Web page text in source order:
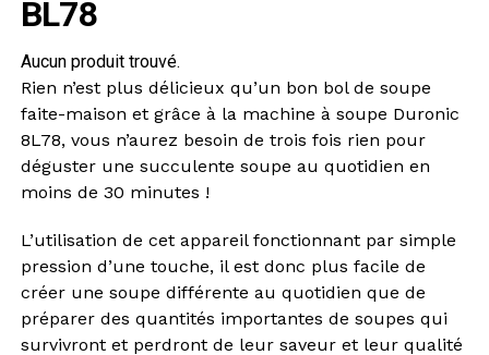
BL78
Aucun produit trouvé.
Rien n’est plus délicieux qu’un bon bol de soupe
faite-maison et grâce à la machine à soupe Duronic
8L78, vous n’aurez besoin de trois fois rien pour
déguster une succulente soupe au quotidien en
moins de 30 minutes !
L’utilisation de cet appareil fonctionnant par simple
pression d’une touche, il est donc plus facile de
créer une soupe différente au quotidien que de
préparer des quantités importantes de soupes qui
survivront et perdront de leur saveur et leur qualité